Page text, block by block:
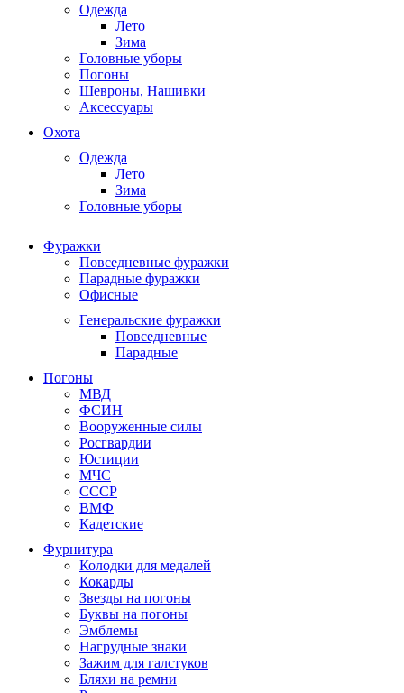
Одежда
Лето
Зима
Головные уборы
Погоны
Шевроны, Нашивки
Аксессуары
Охота
Одежда
Лето
Зима
Головные уборы
Фуражки
Повседневные фуражки
Парадные фуражки
Офисные
Генеральские фуражки
Повседневные
Парадные
Погоны
МВД
ФСИН
Вооруженные силы
Росгвардии
Юстиции
МЧС
СССР
ВМФ
Кадетские
Фурнитура
Колодки для медалей
Кокарды
Звезды на погоны
Буквы на погоны
Эмблемы
Нагрудные знаки
Зажим для галстуков
Бляхи на ремни